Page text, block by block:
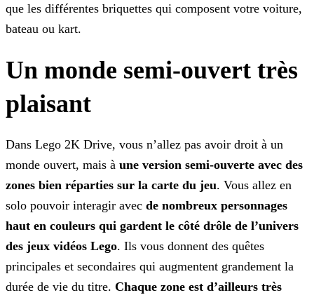
que les différentes briquettes qui composent votre voiture,
bateau ou kart.
Un monde semi-ouvert très
plaisant
Dans Lego 2K Drive, vous n’allez pas avoir droit à un
monde ouvert, mais à une version semi-ouverte avec des
zones bien réparties sur la carte du jeu. Vous allez en
solo pouvoir interagir avec de nombreux personnages
haut en couleurs qui gardent le côté drôle de l’univers
des jeux vidéos Lego. Ils vous donnent des quêtes
principales et secondaires qui augmentent grandement la
durée de vie du titre. Chaque zone est d’ailleurs très